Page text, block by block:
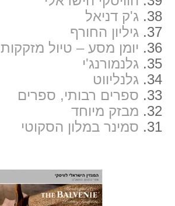
38. ג'ק דניאל
37. גיליון החורף
36.
יומן מסע – טיול מזקקות
35. גלנמורנג'י
34. גלנליווט
33. ספרים רבותי, ספרים
32. מבזק מיוחד
31. סמינר במלון הסקוטי